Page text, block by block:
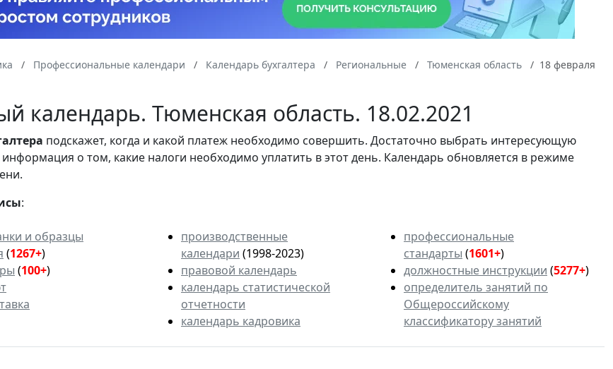
Профессиональные календари Календарь бухгалтера Региональные Тюменская область
18 февраля
календарь. Тюменская область. 18.02.2021
подскажет, когда и какой платеж необходимо совершить. Достаточно выбрать интересующую
информация о том, какие налоги необходимо уплатить в этот день. Календарь обновляется в режиме
:
и образцы
(1267+)
(100+)
производственные
календари (1998-2023)
правовой календарь
календарь статистической
отчетности
календарь кадровика
профессиональные
стандарты (1601+)
должностные инструкции (5277+)
определитель занятий по
Общероссийскому
классификатору занятий